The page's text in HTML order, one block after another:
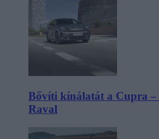
Bővíti kínálatát a Cupra –
Raval